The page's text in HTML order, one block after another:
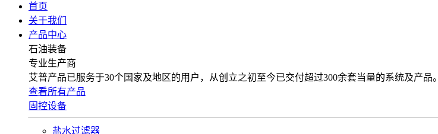
首页
关于我们
产品中心
石油装备
专业生产商
艾普产品已服务于30个国家及地区的用户，从创立之初至今已交付超过300余套当量的系统及产品。
查看所有产品
固控设备
盐水过滤器